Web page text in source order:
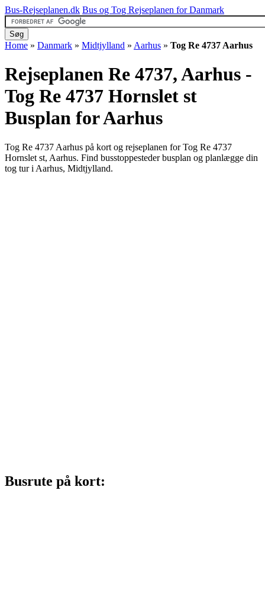
Bus-Rejseplanen.dk Bus og Tog Rejseplanen for Danmark
Home » Danmark » Midtjylland » Aarhus » Tog Re 4737 Aarhus
Rejseplanen Re 4737, Aarhus -
Tog Re 4737 Hornslet st
Busplan for Aarhus
Tog Re 4737 Aarhus på kort og rejseplanen for Tog Re 4737
Hornslet st, Aarhus. Find busstoppesteder busplan og planlægge din
tog tur i Aarhus, Midtjylland.
Busrute på kort: